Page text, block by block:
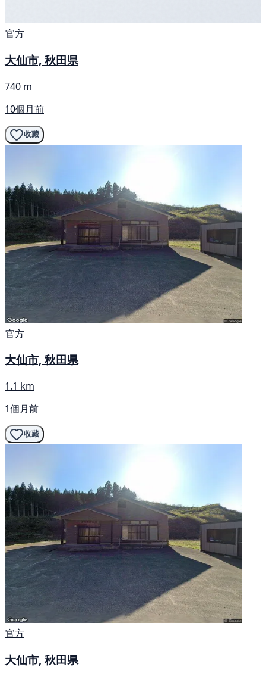
官方
大仙市, 秋田県
740 m
10個月前
收藏
官方
大仙市, 秋田県
1.1 km
1個月前
收藏
官方
大仙市, 秋田県